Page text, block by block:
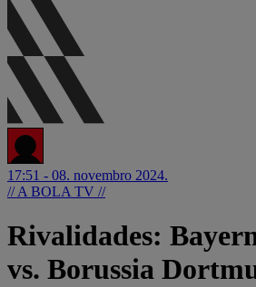
17:51 - 08. novembro 2024.
// A BOLA TV //
Rivalidades:
vs. Borussia